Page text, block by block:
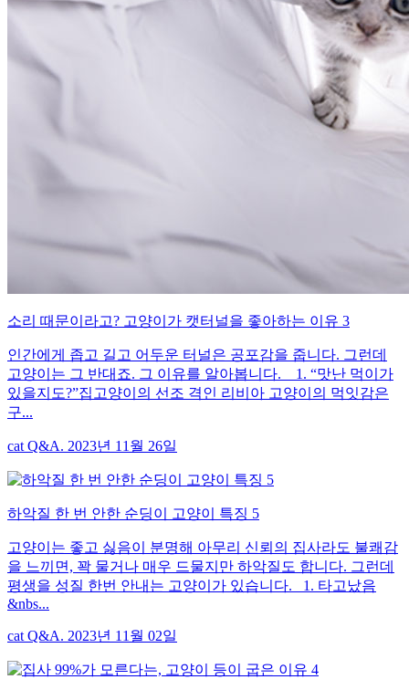
소리 때문이라고? 고양이가 캣터널을 좋아하는 이유 3
인간에게 좁고 길고 어두운 터널은 공포감을 줍니다. 그런데
고양이는 그 반대죠. 그 이유를 알아봅니다. 1. “맛난 먹이가
있을지도?”집고양이의 선조 격인 리비아 고양이의 먹잇감은
구...
cat Q&A. 2023년 11월 26일
하악질 한 번 안한 순딩이 고양이 특징 5
고양이는 좋고 싫음이 분명해 아무리 신뢰의 집사라도 불쾌감
을 느끼면, 꽉 물거나 매우 드물지만 하악질도 합니다. 그런데
평생을 성질 한번 안내는 고양이가 있습니다. 1. 타고났음
&nbs...
cat Q&A. 2023년 11월 02일